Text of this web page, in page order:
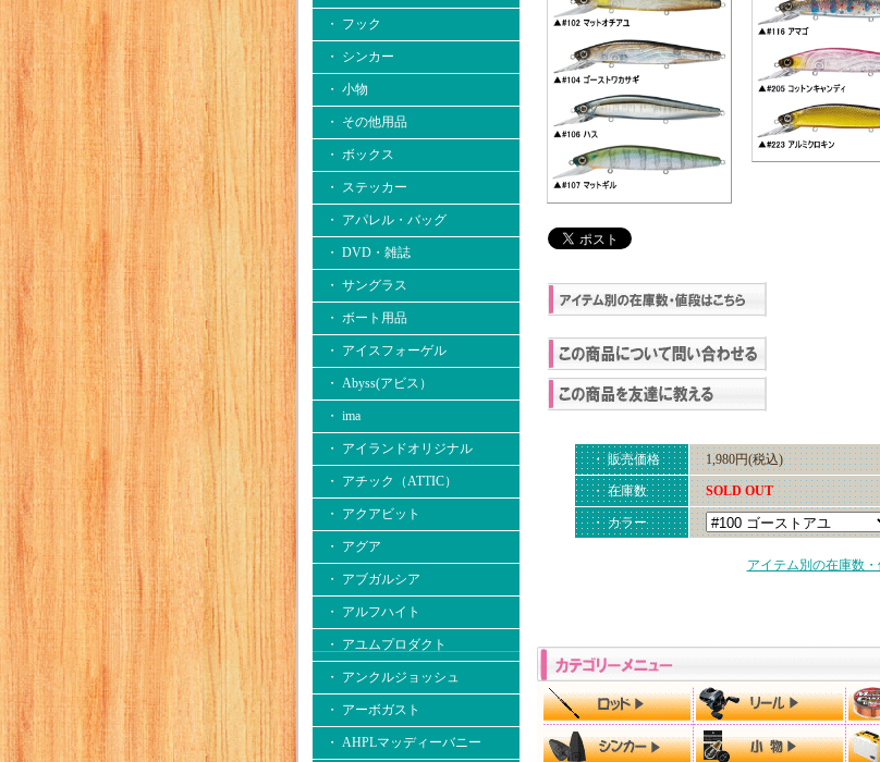
・ フック
・ シンカー
・ 小物
・ その他用品
・ ボックス
・ ステッカー
・ アパレル・バッグ
・ DVD・雑誌
・ サングラス
・ ボート用品
・ アイスフォーゲル
・ Abyss(アビス）
・ ima
・ アイランドオリジナル
・ アチック（ATTIC）
・ アクアビット
・ アグア
・ アブガルシア
・ アルフハイト
・ アユムプロダクト
・ アンクルジョッシュ
・ アーボガスト
・ AHPLマッディーバニー
・ 販売価格 1,980円(税込)
・ 在庫数 SOLD OUT
・ カラー
アイテム別の在庫数